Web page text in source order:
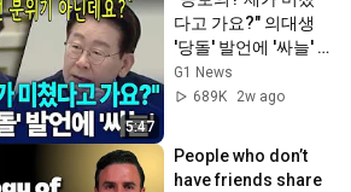
5:47
다고 가요?" 의대생
'당돌' 발언에 '싸늘'
[G1현장영상]
G1 News
689K
2w ago
People who don’t
have friends share